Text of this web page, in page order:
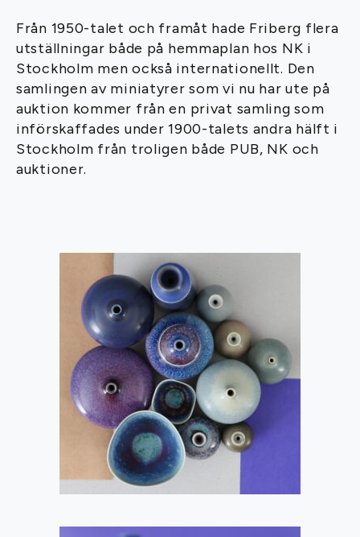
Från 1950-talet och framåt hade Friberg flera
utställningar både på hemmaplan hos NK i
Stockholm men också internationellt. Den
samlingen av miniatyrer som vi nu har ute på
auktion kommer från en privat samling som
införskaffades under 1900-talets andra hälft i
Stockholm från troligen både PUB, NK och
auktioner.